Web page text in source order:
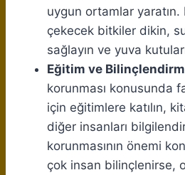
uygun ortamlar yaratın.
çekecek bitkiler dikin,
sağlayın ve yuva
Eğitim ve
korunması konusunda
için eğitimlere katılın,
diğer insanları
korunmasının önemi
çok insan bilinçlenirse,